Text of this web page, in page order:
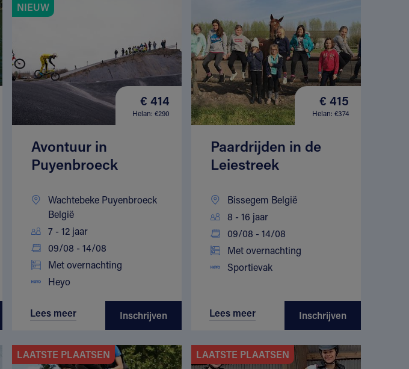
NIEUW
€ 414
Helan: €290
Avontuur in
Puyenbroeck
Wachtebeke Puyenbroeck
België
7 - 12 jaar
09/08 - 14/08
Met overnachting
Heyo
Lees meer Inschrijven
€ 415
Helan: €374
Paardrijden in de
Leiestreek
Bissegem België
8 - 16 jaar
09/08 - 14/08
Met overnachting
Sportievak
Lees meer Inschrijven
LAATSTE PLAATSEN LAATSTE PLAATSEN